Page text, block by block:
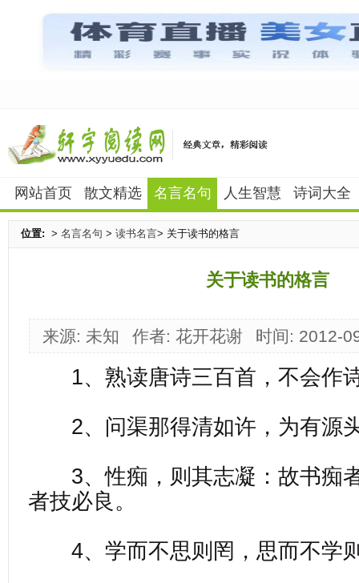
网站首页 散文精选 名言名句 人生智慧 诗词大全
位置: > 名言名句 > 读书名言> 关于读书的格言
关于读书的格言
来源: 未知 作者: 花开花谢 时间: 2012-
1、熟读唐诗三百首，不会作
2、问渠那得清如许，为有源
3、性痴，则其志凝：故书痴
者技必良。
4、学而不思则罔，思而不学